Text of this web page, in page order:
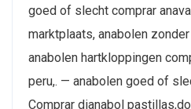
goed of slecht comprar
marktplaats, anabolen
anabolen hartkloppingen
peru,. — anabolen goed of
Comprar dianabol